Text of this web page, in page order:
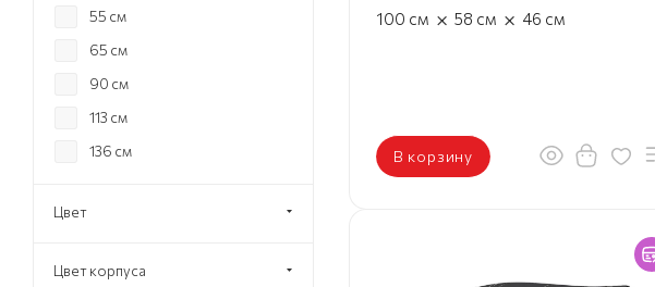
100 см × 58 см × 46 см
В корзину
55 см
65 см
90 см
113 см
136 см
Цвет
Цвет корпуса